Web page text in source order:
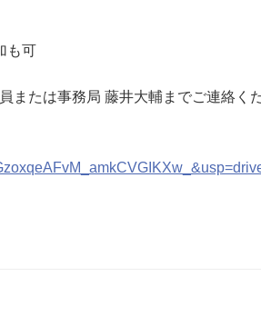
も可
たは事務局 藤井大輔までご連絡く